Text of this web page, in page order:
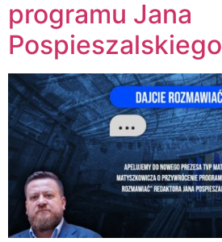
programu Jana
Pospieszalskiego